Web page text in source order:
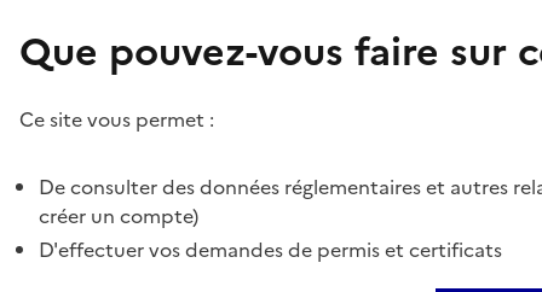
Que pouvez-vous faire sur
Ce site vous permet :
De consulter des données réglementaires et autres
créer un compte)
D'effectuer vos demandes de permis et certificats